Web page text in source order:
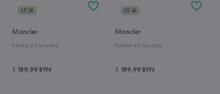
SS'26
Moncler
Кепка из хлопка
1 189,99 BYN
SS'26
Moncler
Кепка из хлопка
1 189,99 BYN